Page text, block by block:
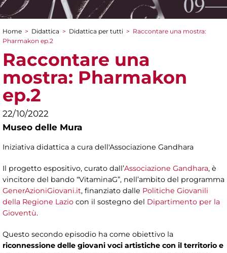
Tu sei qui
Home > Didattica > Didattica per tutti > Raccontare una mostra:
Pharmakon ep.2
Raccontare una
mostra: Pharmakon
ep.2
22/10/2022
Museo delle Mura
Iniziativa didattica a cura dell'Associazione Gandhara
Il progetto espositivo, curato dall’Associazione Gandhara, è
vincitore del bando “VitaminaG”, nell’ambito del programma
GenerAzioniGiovani.it, finanziato dalle Politiche Giovanili
della Regione Lazio con il sostegno del Dipartimento per la
Gioventù.
Questo secondo episodio ha come obiettivo la
riconnessione delle giovani voci artistiche con il territorio e